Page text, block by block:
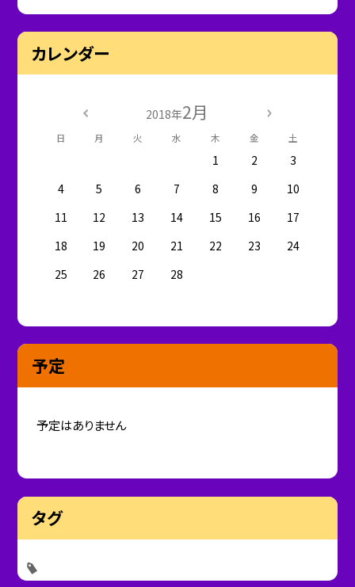
カレンダー
2018年2月
日 月 火 水 木 金 土
1 2
3
4
5 6 7 8 9
10
11
12 13 14 15 16
17
18
19 20 21 22 23
24
25
26 27 28
予定
予定はありません
タグ